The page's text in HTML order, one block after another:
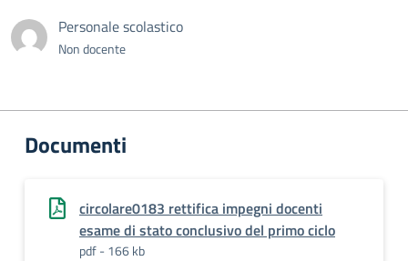
Personale scolastico
Non docente
Documenti
circolare0183 rettifica impegni docenti
esame di stato conclusivo del primo ciclo
pdf - 166 kb